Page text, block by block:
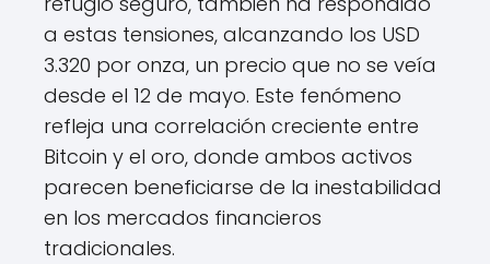
a estas tensiones, alcanzando los USD
3.320 por onza, un precio que no se veía
desde el 12 de mayo. Este fenómeno
refleja una correlación creciente entre
Bitcoin y el oro, donde ambos activos
parecen beneficiarse de la inestabilidad
en los mercados financieros
tradicionales.